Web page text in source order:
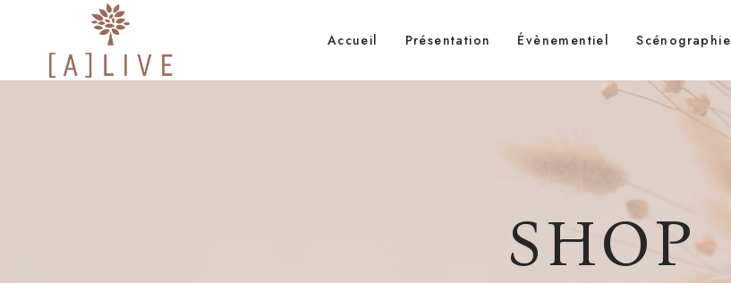
Accueil Présentation Évènementiel Scénographie
SHOP